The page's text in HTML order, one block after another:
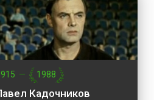
— 1988
Кадочников